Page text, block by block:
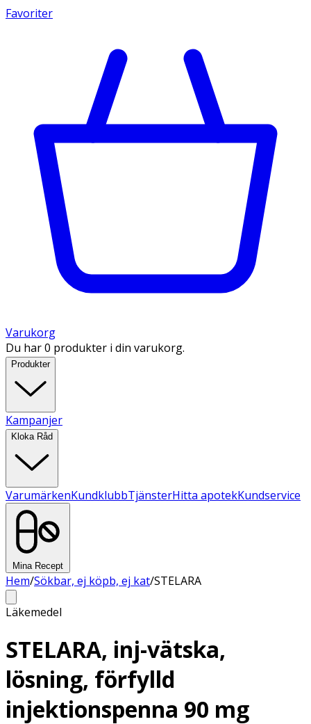
Favoriter
Varukorg
Du har 0 produkter i din varukorg.
Produkter
Kampanjer
Kloka Råd
VarumärkenKundklubbTjänsterHitta apotekKundservice
Mina Recept
Hem/Sökbar, ej köpb, ej kat/STELARA
Läkemedel
STELARA, inj-vätska,
lösning, förfylld
injektionspenna 90 mg